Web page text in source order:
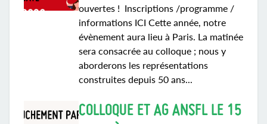
ouvertes ! Inscriptions /programme /
informations ICI Cette année, notre
évènement aura lieu à Paris. La matinée
sera consacrée au colloque ; nous y
aborderons les représentations
construites depuis 50 ans...
COLLOQUE ET AG ANSFL LE 15